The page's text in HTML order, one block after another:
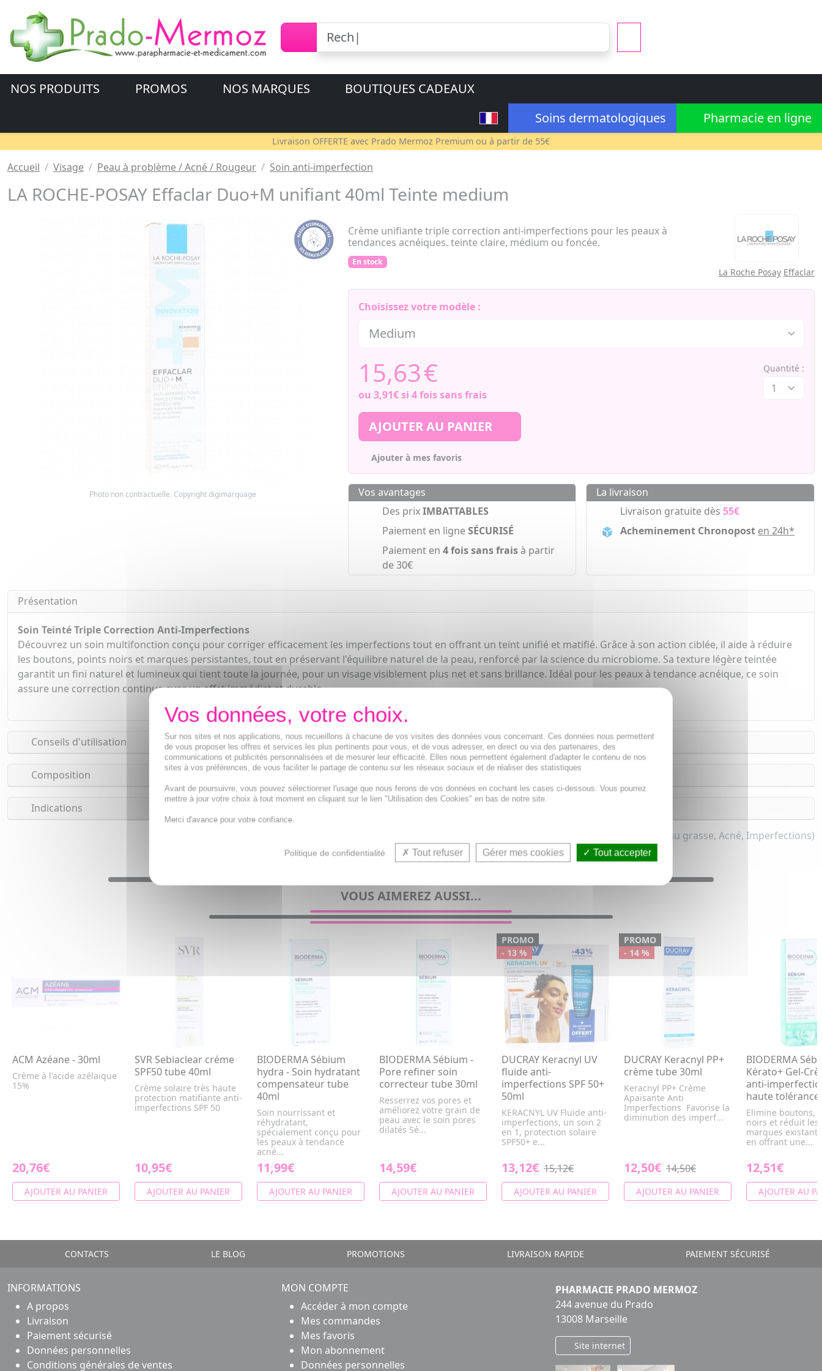
NOS PRODUITS PROMOS NOS MARQUES
BOUTIQUES CADEAUX
Soins dermatologiques
Pharmacie en ligne
Livraison OFFERTE avec Prado Mermoz Premium ou à partir de 55€
Accueil Visage Peau à problème / Acné / Rougeur Soin anti-imperfection
LA ROCHE-POSAY Effaclar Duo+M unifiant 40ml Teinte medium
Photo non contractuelle. Copyright digimarquage
Crème unifiante triple correction anti-imperfections pour les peaux à
tendances acnéiques. teinte claire, médium ou foncée.
En stock
La Roche Posay Effaclar
Choisissez votre modèle :
15,63€
ou 3,91€si 4 fois sans frais
Quantité :
AJOUTER AU PANIER
Ajouter à mes favoris
Vos avantages
Des prixIMBATTABLES
Paiement en ligneSÉCURISÉ
Paiement en 4 fois sans fraisà partir
de 30€
La livraison
Livraison gratuite dès55€
Acheminement Chronopost en 24h*
Présentation
Soin Teinté Triple Correction Anti-Imperfections
Découvrez un soin multifonction conçu pour corriger efficacement les imperfections tout en offrant un teint unifié et matifié. Grâce à son action ciblée, il aide à réduire
les boutons, points noirs et marques persistantes, tout en préservant l'équilibre naturel de la peau, renforcé par la science du microbiome. Sa texture légère teintée
garantit un fini naturel et lumineux qui tient toute la journée, pour un visage visiblement plus net et sans brillance. Idéal pour les peaux à tendance acnéique, ce soin
assure une correction continue avec un effet immédiat et durable.
Conseils d'utilisation
Composition
Indications
Soin anti-imperfection visage et Crème teintée pour femme (Peau grasse, Acné, Imperfections)
VOUS AIMEREZ AUSSI...
ACM Azéane - 30ml
Crème à l'acide azélaique
15%
20,76€
AJOUTER AU PANIER
SVR Sebiaclear créme
SPF50 tube 40ml
Crème solaire très haute
protection matifiante anti-
imperfections SPF 50
10,95€
AJOUTER AU PANIER
BIODERMA Sébium
hydra - Soin hydratant
compensateur tube
40ml
Soin nourrissant et
réhydratant,
spécialement conçu pour
les peaux à tendance
acné...
11,99€
AJOUTER AU PANIER
BIODERMA Sébium -
Pore refiner soin
correcteur tube 30ml
Resserrez vos pores et
améliorez votre grain de
peau avec le soin pores
dilatés Sé...
14,59€
AJOUTER AU PANIER
PROMO
- 13 %
DUCRAY Keracnyl UV
fluide anti-
imperfections SPF 50+
50ml
KERACNYL UV Fluide anti-
imperfections, un soin 2
en 1, protection solaire
SPF50+ e...
13,12€ 15,12€
AJOUTER AU PANIER
PROMO
- 14 %
DUCRAY Keracnyl PP+
crème tube 30ml
Keracnyl PP+ Crème
Apaisante Anti
Imperfections Favorise la
diminution des imperf...
12,50€ 14,50€
AJOUTER AU PANIER
BIODERMA
Kérato+ Gel-
anti-
haute tolérance
Elimine boutons,
noirs et réduit les
marques
en offrant une...
12,51€
AJOUTER AU
CONTACTS LE BLOG PROMOTIONS LIVRAISON RAPIDE PAIEMENT SÉCURISÉ
INFORMATIONS
A propos
Livraison
Paiement sécurisé
Données personnelles
Conditions générales de ventes
MON COMPTE
Accéder à mon compte
Mes commandes
Mes favoris
Mon abonnement
Données personnelles
PHARMACIE PRADO MERMOZ
244 avenue du Prado
13008 Marseille
Site internet
Sur nos sites et nos applications, nous recueillons à chacune de vos visites des données vous concernant. Ces données nous permettent
de vous proposer les offres et services les plus pertinents pour vous, et de vous adresser, en direct ou via des partenaires, des
communications et publicités personnalisées et de mesurer leur efficacité. Elles nous permettent également d'adapter le contenu de nos
sites à vos préférences, de vous faciliter le partage de contenu sur les réseaux sociaux et de réaliser des statistiques
Avant de poursuivre, vous pouvez sélectionner l'usage que nous ferons de vos données en cochant les cases ci-dessous. Vous pourrez
mettre à jour votre choix à tout moment en cliquant sur le lien "Utilisation des Cookies" en bas de notre site.
Merci d'avance pour votre confiance.
Politique de confidentialité Tout refuser Gérer mes cookies Tout accepter